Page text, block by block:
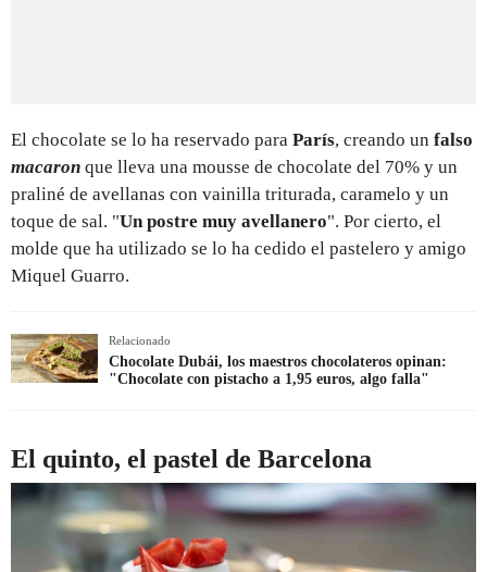
El chocolate se lo ha reservado para París, creando un falso
macaron que lleva una mousse de chocolate del 70% y un
praliné de avellanas con vainilla triturada, caramelo y un
toque de sal. "Un postre muy avellanero". Por cierto, el
molde que ha utilizado se lo ha cedido el pastelero y amigo
Miquel Guarro.
Relacionado
Chocolate Dubái, los maestros chocolateros opinan:
"Chocolate con pistacho a 1,95 euros, algo falla"
El quinto, el pastel de Barcelona